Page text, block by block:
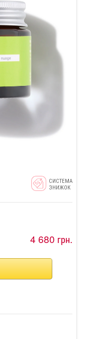
СИСТЕМА
ЗНИЖОК
4 680 грн.